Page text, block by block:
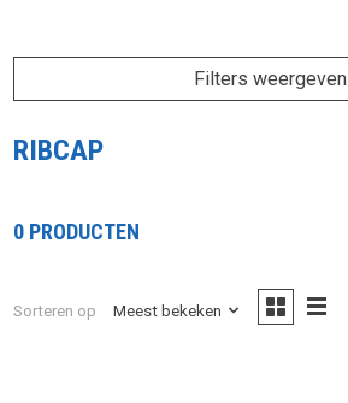
Filters weergeven
RIBCAP
0 PRODUCTEN
Sorteren op Meest bekeken